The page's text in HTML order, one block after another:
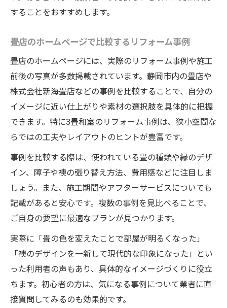
することをおすすめします。
畳店のホームページで比較するリフォーム事例
畳店のホームページには、実際のリフォーム事例や施工
前後の写真が多数掲載されています。静岡市内の畳店や
株式会社新海畳店などの事例を比較することで、自分の
イメージに近い仕上がりや素材の選択肢を具体的に把握
できます。特に3畳和室のリフォーム事例は、狭小空間な
らではの工夫やレイアウトのヒントが豊富です。
事例を比較する際は、使われている畳の種類や縁のデザ
イン、障子や襖の張り替え方法、費用感などに注目しま
しょう。また、施工期間やアフターサービスについても
記載があると安心です。複数の事例を見比べることで、
ご自身の要望に最適なプランが見つかります。
実際に「畳の色を変えたことで部屋が明るくなった」
「襖のデザインを一新して現代的な印象になった」とい
った利用者の声もあり、具体的なイメージづくりに役立
ちます。初心者の方は、気になる事例について業者に直
接質問してみるのも効果的です。